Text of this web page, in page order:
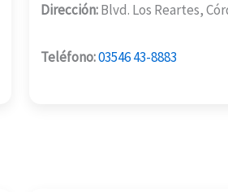
Dirección:Blvd. Los Reartes,
Teléfono:03546 43-8883